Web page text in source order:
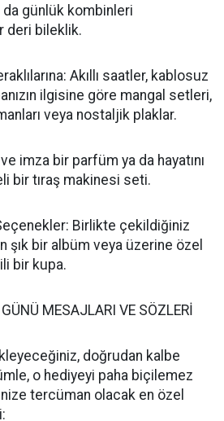
günlük kombinleri
deri bileklik.
Akıllı saatler, kablosuz
ilgisine göre mangal setleri,
veya nostaljik plaklar.
imza bir parfüm ya da hayatını
bir tıraş makinesi seti.
Birlikte çekildiğiniz
şık bir albüm veya üzerine özel
bir kupa.
MESAJLARI VE SÖZLERİ
doğrudan kalbe
o hediyeyi paha biçilemez
tercüman olacak en özel